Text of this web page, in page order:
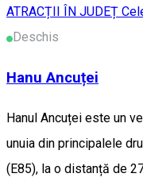
ATRACȚII ÎN JUDEȚ
Deschis
Hanu Ancuței
Hanul Ancuței este un
unuia din principalele
(E85), la o distanță de